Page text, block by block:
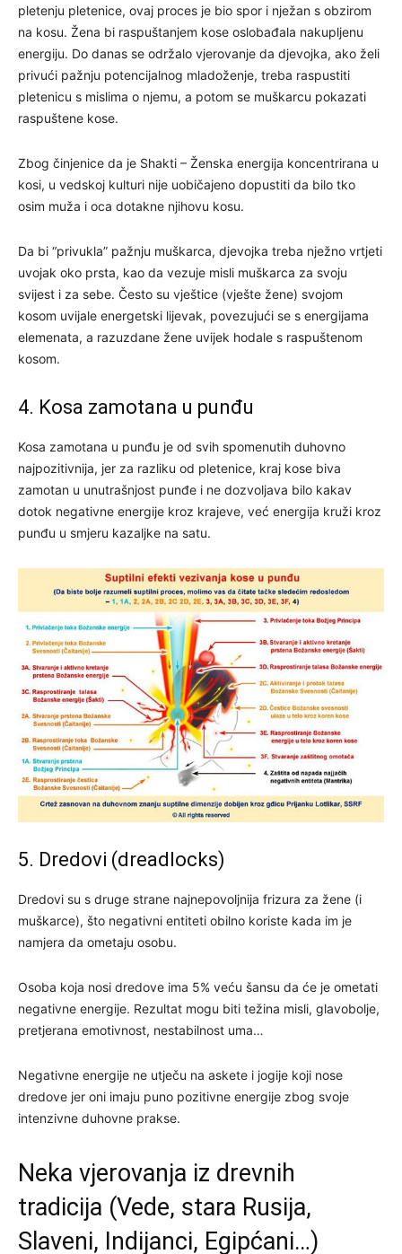
pletenju pletenice, ovaj proces je bio spor i nježan s obzirom
na kosu. Žena bi raspuštanjem kose oslobađala nakupljenu
energiju. Do danas se održalo vjerovanje da djevojka, ako želi
privući pažnju potencijalnog mladoženje, treba raspustiti
pletenicu s mislima o njemu, a potom se muškarcu pokazati
raspuštene kose.
Zbog činjenice da je Shakti – Ženska energija koncentrirana u
kosi, u vedskoj kulturi nije uobičajeno dopustiti da bilo tko
osim muža i oca dotakne njihovu kosu.
Da bi “privukla” pažnju muškarca, djevojka treba nježno vrtjeti
uvojak oko prsta, kao da vezuje misli muškarca za svoju
svijest i za sebe. Često su vještice (vješte žene) svojom
kosom uvijale energetski lijevak, povezujući se s energijama
elemenata, a razuzdane žene uvijek hodale s raspuštenom
kosom.
4. Kosa zamotana u punđu
Kosa zamotana u punđu je od svih spomenutih duhovno
najpozitivnija, jer za razliku od pletenice, kraj kose biva
zamotan u unutrašnjost punđe i ne dozvoljava bilo kakav
dotok negativne energije kroz krajeve, već energija kruži kroz
punđu u smjeru kazaljke na satu.
5. Dredovi (dreadlocks)
Dredovi su s druge strane najnepovoljnija frizura za žene (i
muškarce), što negativni entiteti obilno koriste kada im je
namjera da ometaju osobu.
Osoba koja nosi dredove ima 5% veću šansu da će je ometati
negativne energije. Rezultat mogu biti težina misli, glavobolje,
pretjerana emotivnost, nestabilnost uma…
Negativne energije ne utječu na askete i jogije koji nose
dredove jer oni imaju puno pozitivne energije zbog svoje
intenzivne duhovne prakse.
Neka vjerovanja iz drevnih
tradicija (Vede, stara Rusija,
Slaveni, Indijanci, Egipćani…)